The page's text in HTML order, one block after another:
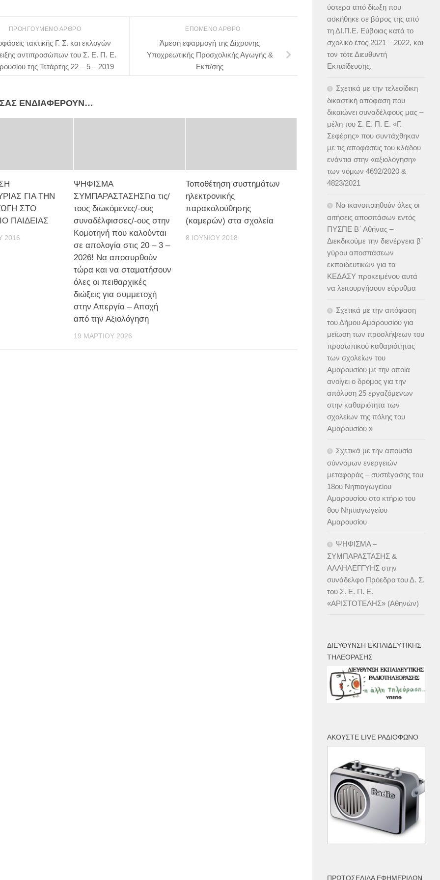
ΕΠΌΜΕΝΟ ΆΡΘΡΟ
Άμεση εφαρμογή της Δίχρονης
Υποχρεωτικής Προσχολικής Αγωγής &
Εκπ/σης
ΠΡΟΗΓΟΎΜΕΝΟ ΆΡΘΡΟ
τακτικής Γ. Σ. και εκλογών
αντιπροσώπων του Σ. Ε. Π. Ε.
της Τετάρτης 22 – 5 – 2019
ΣΑΣ ΕΝΔΙΑΦΈΡΟΥΝ…
ΓΙΑ ΤΗΝ
ΣΤΟ
ΠΑΙΔΕΙΑΣ
2016
ΨΗΦΙΣΜΑ
ΣΥΜΠΑΡΑΣΤΑΣΗΣΓια τις/
τους διωκόμενες/-ους
συναδέλφισσες/-ους στην
Κομοτηνή που καλούνται
σε απολογία στις 20 – 3 –
2026! Να αποσυρθούν
τώρα και να σταματήσουν
όλες οι πειθαρχικές
διώξεις για συμμετοχή
στην Απεργία – Αποχή
από την Αξιολόγηση
19 ΜΑΡΤΊΟΥ 2026
Τοποθέτηση συστημάτων
ηλεκτρονικής
παρακολούθησης
(καμερών) στα σχολεία
8 ΙΟΥΝΊΟΥ 2018
ύστερα από δίωξη που
ασκήθηκε σε βάρος της από
τη ΔΙ.Π.Ε. Εύβοιας κατά το
σχολικό έτος 2021 – 2022, και
τον τότε Διευθυντή
Εκπαίδευσης.
Σχετικά με την τελεσίδικη
δικαστική απόφαση που
δικαιώνει συναδέλφους μας –
μέλη του Σ. Ε. Π. Ε. «Γ.
Σεφέρης» που συντάχθηκαν
με τις αποφάσεις του κλάδου
ενάντια στην «αξιολόγηση»
των νόμων 4692/2020 &
4823/2021
Να ικανοποιηθούν όλες οι
αιτήσεις αποσπάσων εντός
ΠΥΣΠΕ Β΄ Αθήνας –
Διεκδικούμε την διενέργεια β΄
γύρου αποσπάσεων
εκπαιδευτικών για τα
ΚΕΔΑΣΥ προκειμένου αυτά
να λειτουργήσουν εύρυθμα
Σχετικά με την απόφαση
του Δήμου Αμαρουσίου για
μείωση των προσλήψεων του
προσωπικού καθαριότητας
των σχολείων του
Αμαρουσίου με την οποία
ανοίγει ο δρόμος για την
απόλυση 25 εργαζόμενων
στην καθαριότητα των
σχολείων της πόλης του
Αμαρουσίου »
Σχετικά με την απουσία
σύννομων ενεργειών
μεταφοράς – συστέγασης του
18ου Νηπιαγωγείου
Αμαρουσίου στο κτήριο του
8ου Νηπιαγωγείου
Αμαρουσίου
ΨΗΦΙΣΜΑ –
ΣΥΜΠΑΡΑΣΤΑΣΗΣ &
ΑΛΛΗΛΕΓΓΥΗΣ στην
συνάδελφο Πρόεδρο του Δ. Σ.
του Σ. Ε. Π. Ε.
«ΑΡΙΣΤΟΤΕΛΗΣ» (Αθηνών)
ΔΙΕΎΘΥΝΣΗ ΕΚΠΑΙΔΕΥΤΙΚΉΣ
ΤΗΛΕΌΡΑΣΗΣ
ΑΚΟΎΣΤΕ LIVE ΡΑΔΙΌΦΩΝΟ
ΠΡΩΤΟΣΈΛΙΔΑ ΕΦΗΜΕΡΊΔΩΝ